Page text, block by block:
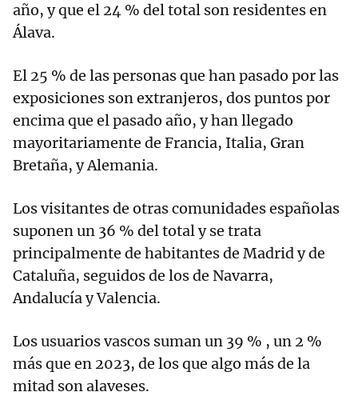
año, y que el 24 % del total son residentes en
Álava.
El 25 % de las personas que han pasado por las
exposiciones son extranjeros, dos puntos por
encima que el pasado año, y han llegado
mayoritariamente de Francia, Italia, Gran
Bretaña, y Alemania.
Los visitantes de otras comunidades españolas
suponen un 36 % del total y se trata
principalmente de habitantes de Madrid y de
Cataluña, seguidos de los de Navarra,
Andalucía y Valencia.
Los usuarios vascos suman un 39 % , un 2 %
más que en 2023, de los que algo más de la
mitad son alaveses.